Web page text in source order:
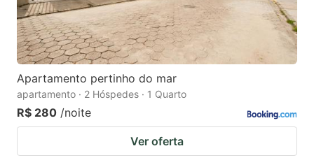
Apartamento pertinho do mar
apartamento · 2 Hóspedes · 1 Quarto
R$ 280 /noite
Ver oferta